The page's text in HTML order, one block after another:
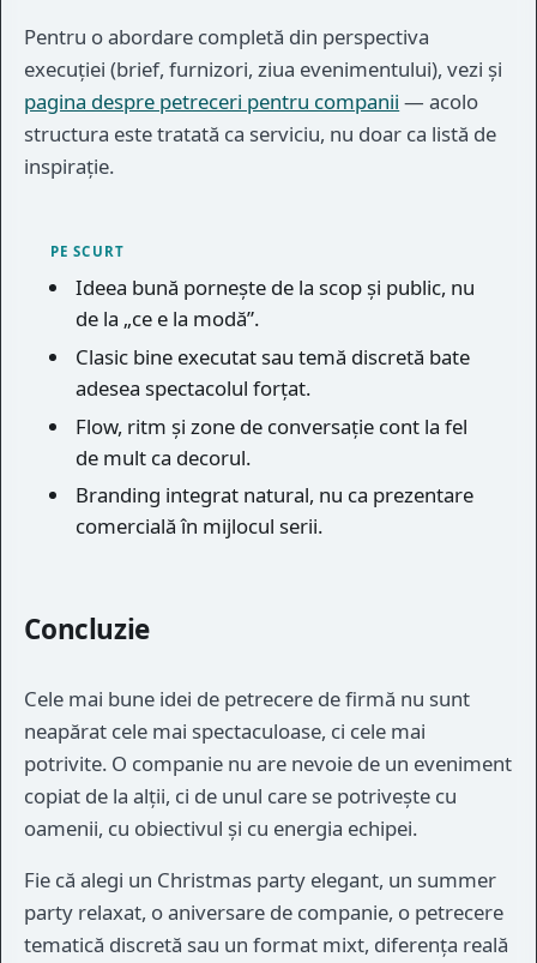
Pentru o abordare completă din perspectiva
execuției (brief, furnizori, ziua evenimentului), vezi și
pagina despre petreceri pentru companii — acolo
structura este tratată ca serviciu, nu doar ca listă de
inspirație.
PE SCURT
Ideea bună pornește de la scop și public, nu
de la „ce e la modă”.
Clasic bine executat sau temă discretă bate
adesea spectacolul forțat.
Flow, ritm și zone de conversație cont la fel
de mult ca decorul.
Branding integrat natural, nu ca prezentare
comercială în mijlocul serii.
Concluzie
Cele mai bune idei de petrecere de firmă nu sunt
neapărat cele mai spectaculoase, ci cele mai
potrivite. O companie nu are nevoie de un eveniment
copiat de la alții, ci de unul care se potrivește cu
oamenii, cu obiectivul și cu energia echipei.
Fie că alegi un Christmas party elegant, un summer
party relaxat, o aniversare de companie, o petrecere
tematică discretă sau un format mixt, diferența reală